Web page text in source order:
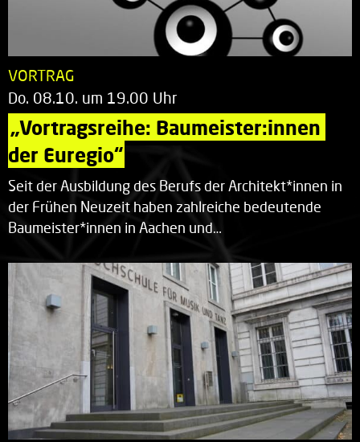
VORTRAG
Do. 08.10. um 19.00 Uhr
„Vortragsreihe: Baumeister:innen
der Euregio“
Seit der Ausbildung des Berufs der Architekt*innen in
der Frühen Neuzeit haben zahlreiche bedeutende
Baumeister*innen in Aachen und…